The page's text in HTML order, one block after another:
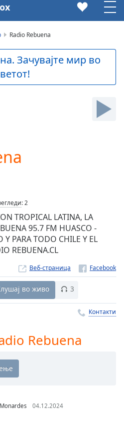
Radio Rebuena
Зачувајте мир во
:2
TROPICAL LATINA, LA
95.7 FM HUASCO -
Y PARA TODO CHILE Y EL
REBUENA.CL
Веб-страница
во живо 3
Контакти
Rebuena
04.12.2024